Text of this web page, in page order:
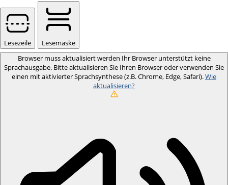
Lesezeile
Lesemaske
Browser muss aktualisiert werden Ihr Browser unterstützt keine
Sprachausgabe. Bitte aktualisieren Sie Ihren Browser oder verwenden Sie
einen mit aktivierter Sprachsynthese (z.B. Chrome, Edge, Safari).Wie
aktualisieren?